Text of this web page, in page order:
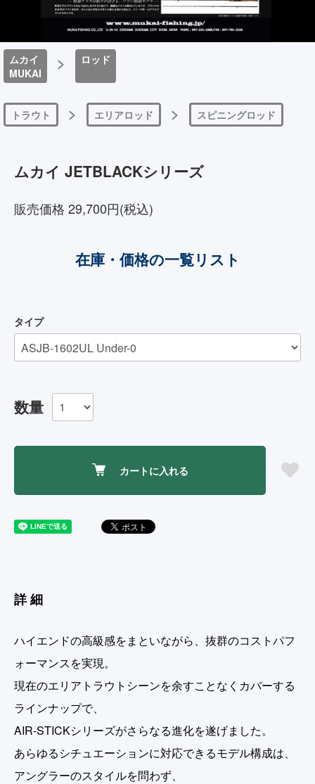
ムカイ
MUKAI
> ロッド
トラウト > エリアロッド > スピニングロッド
ムカイ JETBLACKシリーズ
販売価格 29,700円(税込)
在庫・価格の一覧リスト
タイプ
数量
カートに入れる
詳細
ハイエンドの高級感をまといながら、抜群のコストパフ
ォーマンスを実現。
現在のエリアトラウトシーンを余すことなくカバーする
ラインナップで、
AIR-STICKシリーズがさらなる進化を遂げました。
あらゆるシチュエーションに対応できるモデル構成は、
アングラーのスタイルを問わず、